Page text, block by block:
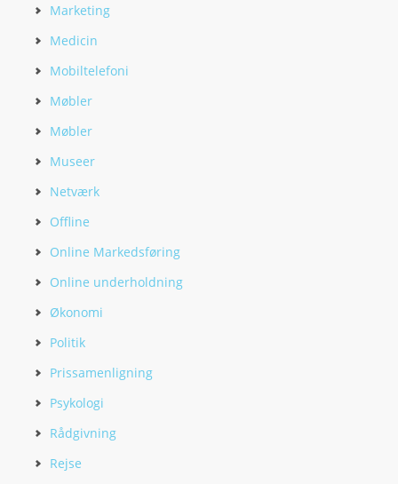
Marketing
Medicin
Mobiltelefoni
Møbler
Møbler
Museer
Netværk
Offline
Online Markedsføring
Online underholdning
Økonomi
Politik
Prissamenligning
Psykologi
Rådgivning
Rejse